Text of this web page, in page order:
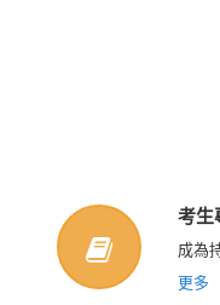
考生
成為
更多